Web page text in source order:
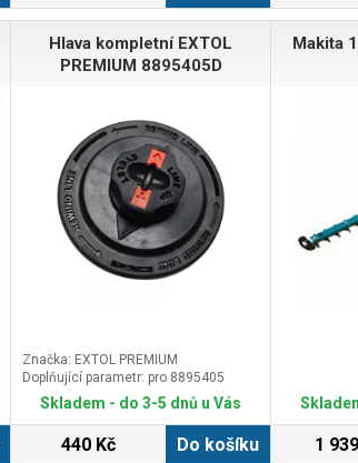
důležité
se ujistěte,
otáčet bez
střih a tím
trávníku.
sečení
Materiál:
Vhodné
Vision
Hlava kompletní EXTOL
PREMIUM 8895405D
Značka: EXTOL PREMIUM
Doplňující parametr: pro 8895405
Skladem - do 3-5 dnů u Vás
440 Kč Do košíku
Makita
1